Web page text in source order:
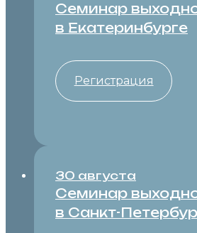
Семинар
в Екатеринбурге
Регистрация
30 августа
Семинар
в Санкт-⁠